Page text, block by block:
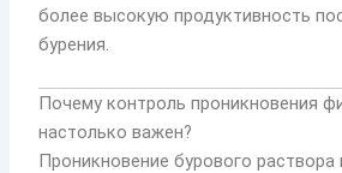
более высокую продуктивность
бурения.
Почему контроль проникновения
настолько важен?
Проникновение бурового раствора